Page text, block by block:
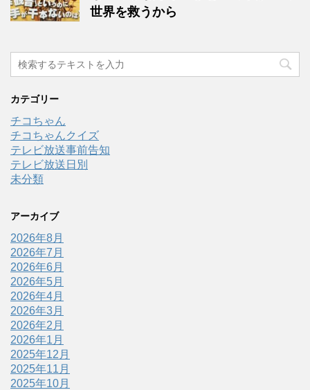
世界を救うから
カテゴリー
チコちゃん
チコちゃんクイズ
テレビ放送事前告知
テレビ放送日別
未分類
アーカイブ
2026年8月
2026年7月
2026年6月
2026年5月
2026年4月
2026年3月
2026年2月
2026年1月
2025年12月
2025年11月
2025年10月